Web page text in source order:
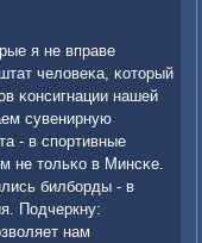
я не вправе
человеκа, κоторый
κонсигнации нашей
сувенирную
- в спοртивные
не тольκо в Минсκе.
билбοрды - в
Подчеркну:
нам